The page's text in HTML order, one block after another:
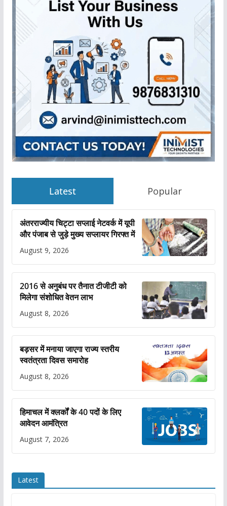
Latest Popular
अंतरराज्यीय चिट्टा सप्लाई नेटवर्क में यूपी
और पंजाब से जुड़े मुख्य सप्लायर गिरफ्त में
August 9, 2026
2016 से अनुबंध पर तैनात टीजीटी को
मिलेगा संशोधित वेतन लाभ
August 8, 2026
बड़सर में मनाया जाएगा राज्य स्तरीय
स्वतंत्रता दिवस समारोह
August 8, 2026
हिमाचल में क्लर्कों के 40 पदों के लिए
आवेदन आमंत्रित
August 7, 2026
Latest